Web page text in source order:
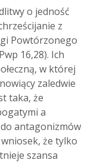
o jedność
z
Powtórzonego
16,28). Ich
w której
zaledwie
taka, że
a
antagonizmów
że tylko
szansa